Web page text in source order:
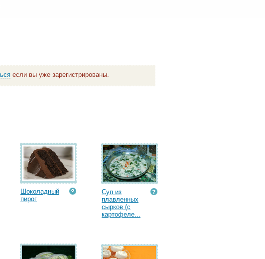
если вы уже зарегистрированы.
Шоколадный
пирог
Суп из
плавленных
сырков (с
картофеле...